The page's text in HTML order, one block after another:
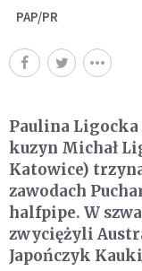
PAP/PR
Paulina Ligocka
kuzyn Michał
Katowice)
zawodach
halfpipe. W
zwyciężyli
Japończyk